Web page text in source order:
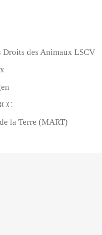
des Animaux LSCV
la Terre (MART)